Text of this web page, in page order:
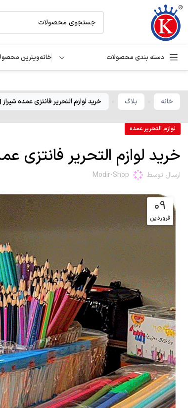
دسته بندی محصولات خانهویترین
خانه بلاگ خرید لوازم التحریر فانتزی عمده
لوازم التحریر عمده
خرید لوازم التحریر
ارسال توسط Modir-Shop
۰۹
فروردین